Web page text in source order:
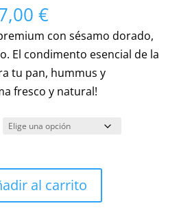
€Rango
de
precios:
desde
10,00 €
hasta
17,00 €
con sésamo dorado,
El condimento esencial de la
tu pan, hummus y
fresco y natural!
al carrito